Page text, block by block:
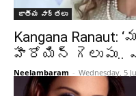
జాతీయ వార్తలు
Kangana
హీరోయిన్ గెలుపు..
Neelambaram - Wednesday, 5